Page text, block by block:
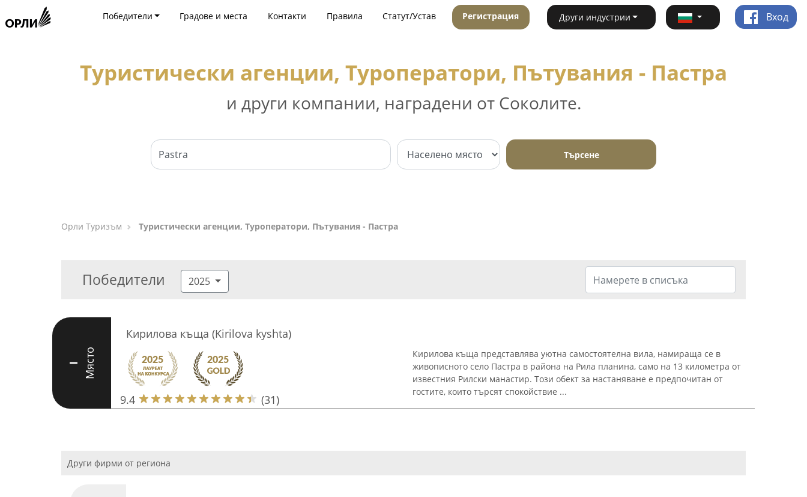
Победители Градове и места Контакти Правила Статут/Устав Регистрация Други индустрии Вход
Туристически агенции, Туроператори, Пътувания - Пастра
и други компании, наградени от Соколите.
Търсене
Орли Туризъм Туристически агенции, Туроператори, Пътувания - Пастра
Победители 2025
I Място
Кирилова къща (Kirilova kyshta)
9.4 (31)
Кирилова къща представлява уютна самостоятелна вила, намираща се в
живописното село Пастра в района на Рила планина, само на 13 километра от
известния Рилски манастир. Този обект за настаняване е предпочитан от
гостите, които търсят спокойствие ...
Други фирми от региона